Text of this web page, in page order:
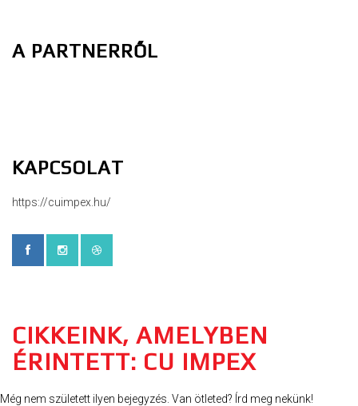
A PARTNERRŐL
KAPCSOLAT
https://cuimpex.hu/
CIKKEINK, AMELYBEN
ÉRINTETT: CU IMPEX
Még nem született ilyen bejegyzés. Van ötleted? Írd meg nekünk!